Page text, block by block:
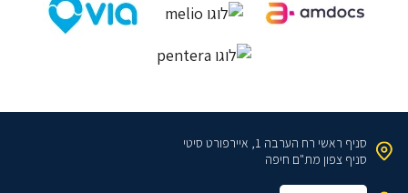
סניף ראשי רח הערבה 1, איירפורט סיטי
סניף צפון מת"ם חיפה